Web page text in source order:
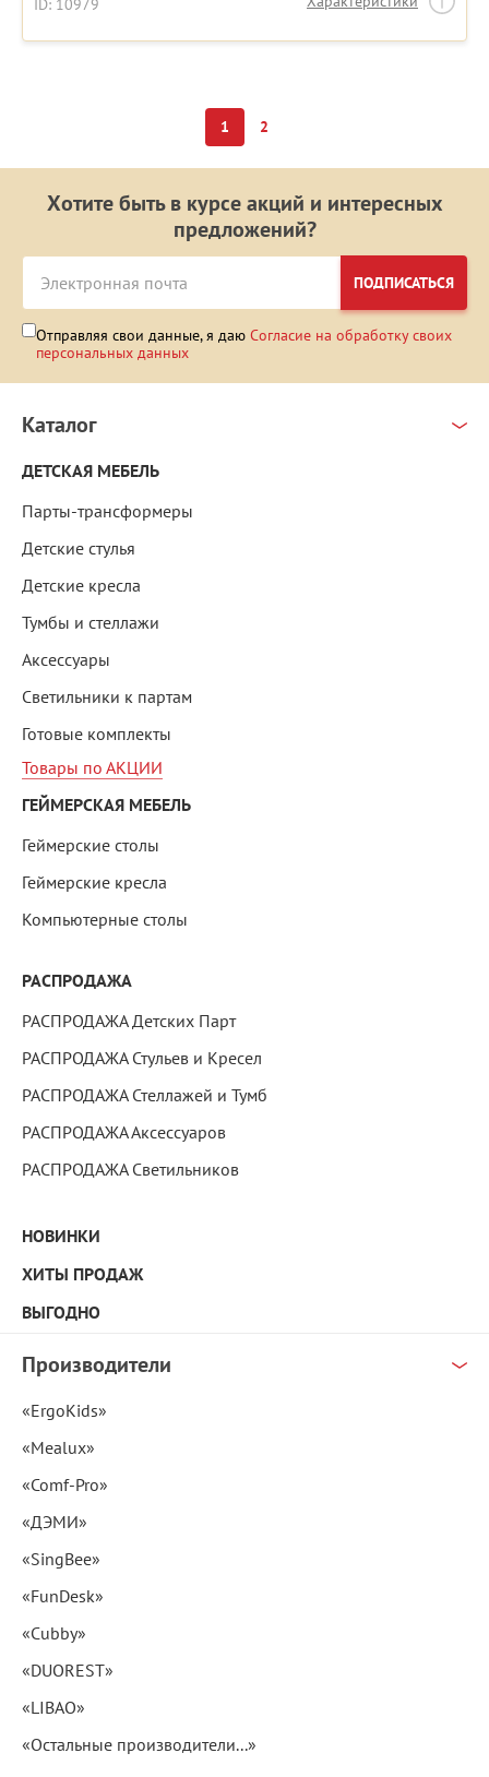
ID: 10979
1 2
Хотите быть в курсе акций и интересных
предложений?
ПОДПИСАТЬСЯ
Отправляя свои данные, я даю Согласие на обработку своих
персональных данных
Каталог
ДЕТСКАЯ МЕБЕЛЬ
Парты-трансформеры
Детские стулья
Детские кресла
Тумбы и стеллажи
Аксессуары
Светильники к партам
Готовые комплекты
Товары по АКЦИИ
ГЕЙМЕРСКАЯ МЕБЕЛЬ
Геймерские столы
Геймерские кресла
Компьютерные столы
РАСПРОДАЖА
РАСПРОДАЖА Детских Парт
РАСПРОДАЖА Стульев и Кресел
РАСПРОДАЖА Стеллажей и Тумб
РАСПРОДАЖА Аксессуаров
РАСПРОДАЖА Светильников
НОВИНКИ
ХИТЫ ПРОДАЖ
ВЫГОДНО
Производители
«ErgoKids»
«Mealux»
«Comf-Pro»
«ДЭМИ»
«SingBee»
«FunDesk»
«Cubby»
«DUOREST»
«LIBAO»
«Остальные производители...»